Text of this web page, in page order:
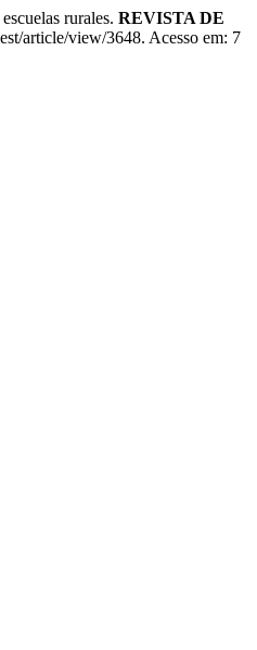
rurales. REVISTA DE
article/view/3648. Acesso em: 7